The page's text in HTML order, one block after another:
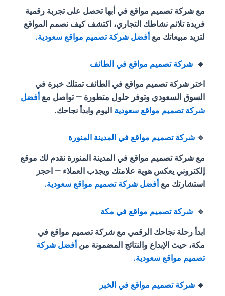
مع شركة تصميم مواقع في أبها تحصل على تجربة رقمية
فريدة تلائم نشاطك التجاري، اكتشف كيف نصمم المواقع
لتزيد مبيعاتك مع أفضل شركة تصميم مواقع سعودية.
شركة تصميم مواقع في الطائف
اختر شركة تصميم مواقع في الطائف تمتلك خبرة في
السوق السعودي وتوفر حلول متطورة — تواصل مع أفضل
شركة تصميم مواقع سعودية اليوم وابدأ نجاحك.
شركة تصميم مواقع في المدينة المنورة
مع شركة تصميم مواقع في المدينة المنورة نقدم لك موقع
إلكتروني يعكس هوية علامتك ويجذب العملاء — احجز
استشارتك مع أفضل شركة تصميم مواقع سعودية.
شركة تصميم مواقع في مكة
ابدأ رحلة نجاحك الرقمي مع شركة تصميم مواقع في
مكة، حيث الإبداع والنتائج المضمونة منأفضل شركة
تصميم مواقع سعودية.
شركة تصميم مواقع في الخبر